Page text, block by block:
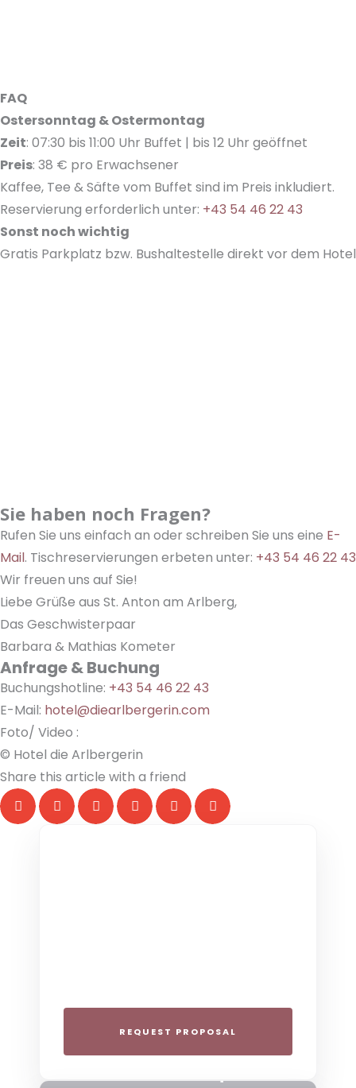
FAQ
Ostersonntag & Ostermontag
Zeit: 07:30 bis 11:00 Uhr Buffet | bis 12 Uhr geöffnet
Preis: 38 € pro Erwachsener
Kaffee, Tee & Säfte vom Buffet sind im Preis inkludiert.
Reservierung erforderlich unter: +43 54 46 22 43
Sonst noch wichtig
Gratis Parkplatz bzw. Bushaltestelle direkt vor dem Hotel
Sie haben noch Fragen?
Rufen Sie uns einfach an oder schreiben Sie uns eine E-
Mail. Tischreservierungen erbeten unter: +43 54 46 22 43
Wir freuen uns auf Sie!
Liebe Grüße aus St. Anton am Arlberg,
Das Geschwisterpaar
Barbara & Mathias Kometer
Anfrage & Buchung
Buchungshotline: +43 54 46 22 43
E-Mail: hotel@diearlbergerin.com
Foto/ Video :
© Hotel die Arlbergerin
Share this article with a friend
REQUEST PROPOSAL
THE 4-STAR SPIRIT